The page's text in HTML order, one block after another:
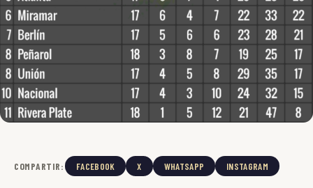
COMPARTIR: FACEBOOK X WHATSAPP INSTAGRAM